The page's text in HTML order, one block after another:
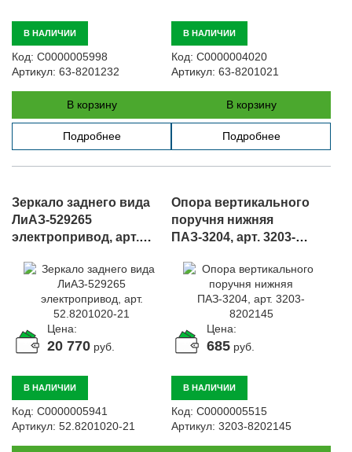
В НАЛИЧИИ
Код: С0000005998
Артикул: 63-8201232
В корзину
Подробнее
В НАЛИЧИИ
Код: С0000004020
Артикул: 63-8201021
В корзину
Подробнее
Зеркало заднего вида
ЛиАЗ-529265
электропривод, арт.
Цена:
20 770 руб.
В НАЛИЧИИ
Код: С0000005941
Артикул: 52.8201020-21
Опора вертикального
поручня нижняя
ПАЗ-3204, арт. 3203-
Цена:
685 руб.
В НАЛИЧИИ
Код: С0000005515
Артикул: 3203-8202145